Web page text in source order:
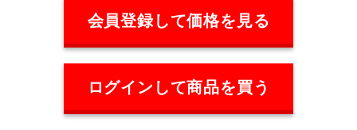
会員登録して価格を見る
ログインして商品を買う